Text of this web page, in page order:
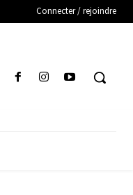
Connecter / rejoindre